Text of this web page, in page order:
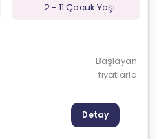
2 - 11 Çocuk Yaşı
Başlayan
fiyatlarla
Detay